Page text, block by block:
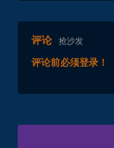
评论 抢沙发
评论前必须登录！